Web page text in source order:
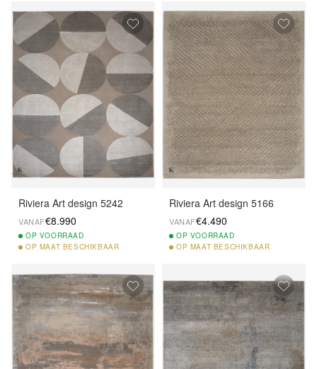
Riviera Art design 5242
VANAF€8.990
OP VOORRAAD
OP MAAT BESCHIKBAAR
Riviera Art design 5166
VANAF€4.490
OP VOORRAAD
OP MAAT BESCHIKBAAR